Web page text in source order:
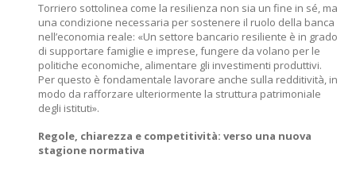
Torriero sottolinea come la resilienza non sia un fine in sé, ma
una condizione necessaria per sostenere il ruolo della banca
nell’economia reale: «Un settore bancario resiliente è in grado
di supportare famiglie e imprese, fungere da volano per le
politiche economiche, alimentare gli investimenti produttivi.
Per questo è fondamentale lavorare anche sulla redditività, in
modo da rafforzare ulteriormente la struttura patrimoniale
degli istituti».
Regole, chiarezza e competitività: verso una nuova
stagione normativa